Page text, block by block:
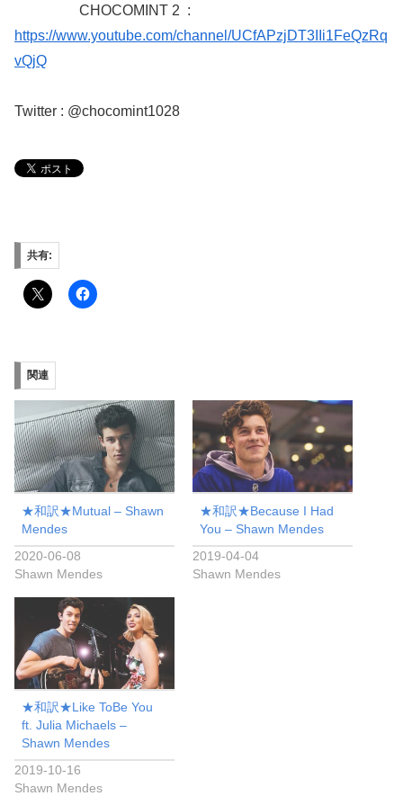
CHOCOMINT 2 :
https://www.youtube.com/channel/UCfAPzjDT3IIi1FeQzRq
vQjQ
Twitter : @chocomint1028
共有:
関連
★和訳★Mutual – Shawn
Mendes
2020-06-08
Shawn Mendes
★和訳★Because I Had
You – Shawn Mendes
2019-04-04
Shawn Mendes
★和訳★Like ToBe You
ft. Julia Michaels –
Shawn Mendes
2019-10-16
Shawn Mendes